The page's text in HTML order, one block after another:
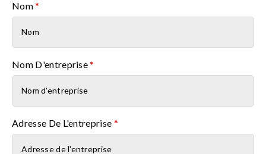
Nom*
Nom D'entreprise*
Adresse De L'entreprise *